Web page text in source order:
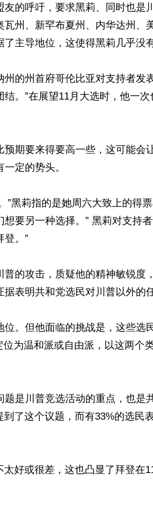
的呼吁，要求黑莉、同时也是
州、新罕布夏州、内华达州、
主导地位，这使得黑莉几乎没
的州首府哥伦比亚对支持者发
。”在展望11月大选时，他一
期要来得要高一些，这可能会
定的势头。
”黑莉指的是她周六大致上的得
要另一种选择。” 黑莉对支持
。”
的攻击，质疑他的精神敏锐度
表明共和党选民对川普以外的
。但他面临的挑战是，这些选
为温和派或自由派，以这两个
是川普竞选活动的重点，也是
了这个议题，而有33%的选民
好或很差，这也凸显了拜登在